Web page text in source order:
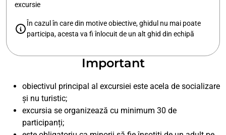
excursie
În cazul în care din motive obiective, ghidul nu mai poate
participa, acesta va fi înlocuit de un alt ghid din echipă
Important
obiectivul principal al excursiei este acela de socializare
și nu turistic;
excursia se organizează cu minimum 30 de
participanți;